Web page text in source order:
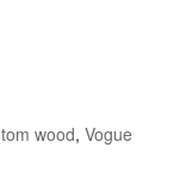
tom wood, Vogue